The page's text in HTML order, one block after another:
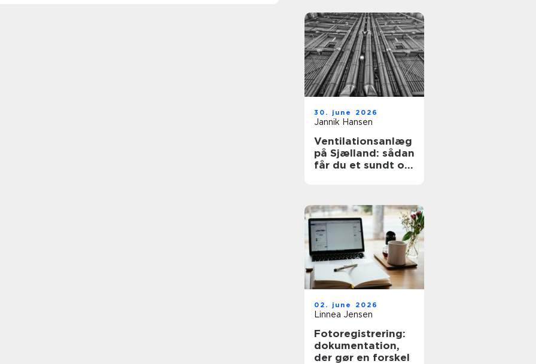
30. june 2026
Jannik Hansen
Ventilationsanlæg
på Sjælland: sådan
får du et sundt og
02. june 2026
Linnea Jensen
Fotoregistrering:
dokumentation,
der gør en forskel